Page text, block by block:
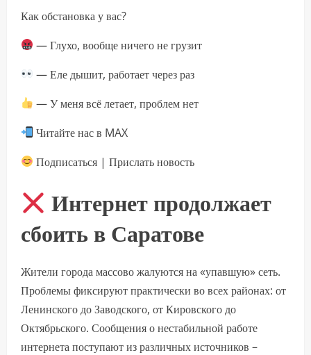
Как обстановка у вас?
— Глухо, вообще ничего не грузит
— Еле дышит, работает через раз
— У меня всё летает, проблем нет
Читайте нас в MAX
Подписаться | Прислать новость
Интернет продолжает
сбоить в Саратове
Жители города массово жалуются на «упавшую» сеть.
Проблемы фиксируют практически во всех районах: от
Ленинского до Заводского, от Кировского до
Октябрьского. Сообщения о нестабильной работе
интернета поступают из различных источников –